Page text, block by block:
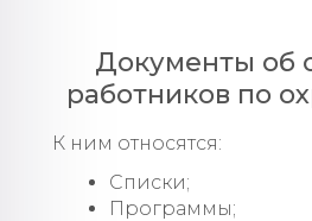
Документы об
работников по
К ним относятся:
Списки;
Программы;